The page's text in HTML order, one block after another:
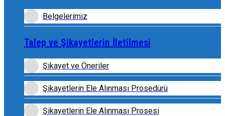
Belgelerimiz
Talep ve Şikayetlerin İletilmesi
Şikayet ve Öneriler
Şikayetlerin Ele Alınması Prosedürü
Şikayetlerin Ele Alınması Prosesi